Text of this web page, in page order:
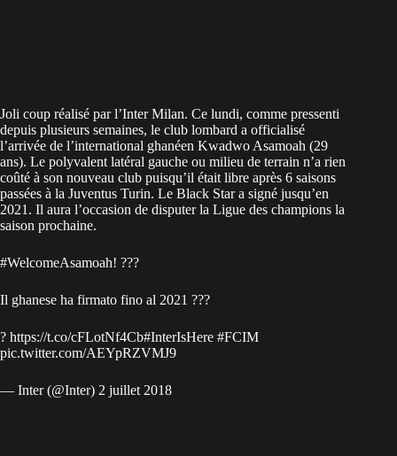
Joli coup réalisé par l’Inter Milan. Ce lundi, comme pressenti
depuis plusieurs semaines, le club lombard a officialisé
l’arrivée de l’international ghanéen Kwadwo Asamoah (29
ans). Le polyvalent latéral gauche ou milieu de terrain n’a rien
coûté à son nouveau club puisqu’il était libre après 6 saisons
passées à la Juventus Turin. Le Black Star a signé jusqu’en
2021. Il aura l’occasion de disputer la Ligue des champions la
saison prochaine.
#WelcomeAsamoah! ???
Il ghanese ha firmato fino al 2021 ???
? https://t.co/cFLotNf4Cb#InterIsHere #FCIM
pic.twitter.com/AEYpRZVMJ9
— Inter (@Inter) 2 juillet 2018